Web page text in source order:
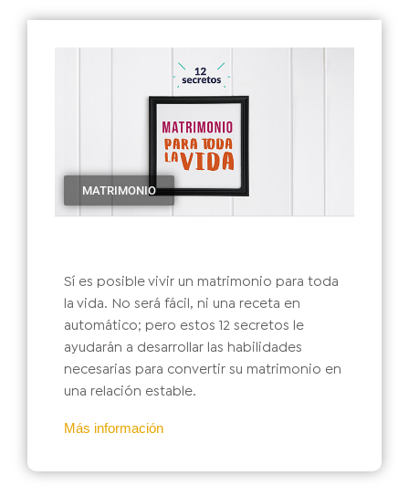
MATRIMONIO
Sí es posible vivir un matrimonio para toda
la vida. No será fácil, ni una receta en
automático; pero estos 12 secretos le
ayudarán a desarrollar las habilidades
necesarias para convertir su matrimonio en
una relación estable.
Más información